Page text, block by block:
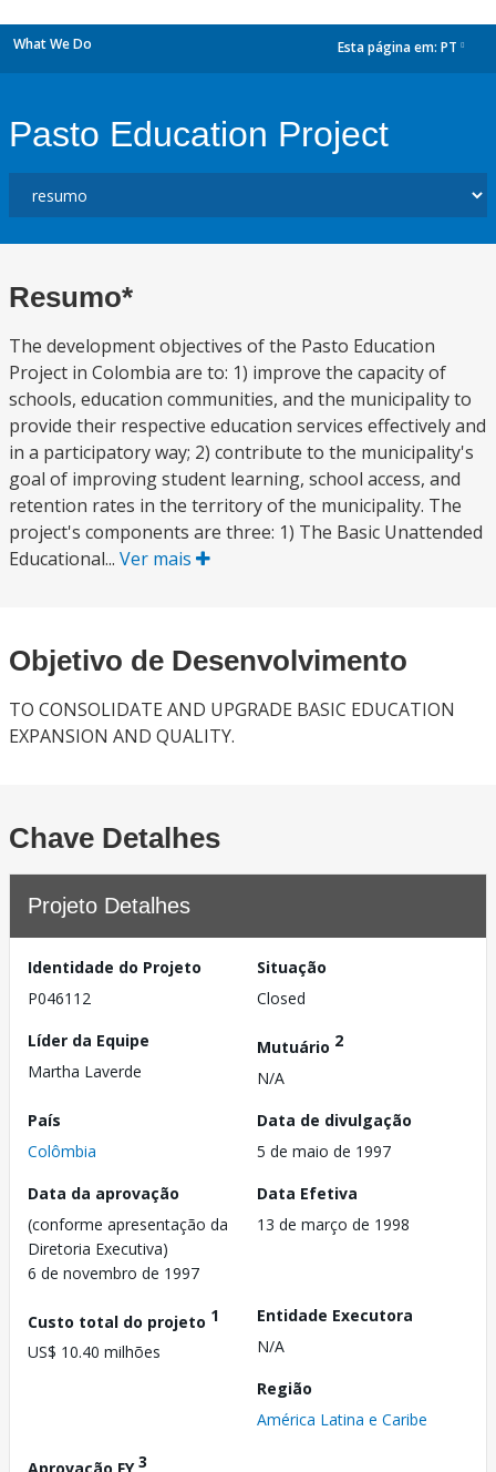
What We Do Esta página em: PT
Pasto Education Project
Resumo*
The development objectives of the Pasto Education
Project in Colombia are to: 1) improve the capacity of
schools, education communities, and the municipality to
provide their respective education services effectively and
in a participatory way; 2) contribute to the municipality's
goal of improving student learning, school access, and
retention rates in the territory of the municipality. The
project's components are three: 1) The Basic Unattended
Educational... Ver mais
Objetivo de Desenvolvimento
TO CONSOLIDATE AND UPGRADE BASIC EDUCATION
EXPANSION AND QUALITY.
Chave Detalhes
Projeto Detalhes
Identidade do Projeto
P046112
Situação
Closed
Líder da Equipe
Martha Laverde
Mutuário 2
N/A
País
Colômbia
Data de divulgação
5 de maio de 1997
Data da aprovação
(conforme apresentação da
Diretoria Executiva)
6 de novembro de 1997
Data Efetiva
13 de março de 1998
Custo total do projeto 1
US$ 10.40 milhões
Entidade Executora
N/A
Região
América Latina e Caribe
Aprovação FY3